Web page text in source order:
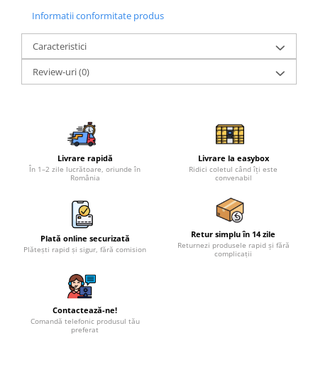
Informatii conformitate produs
Caracteristici
Review-uri(0)
Livrare rapidă
În 1–2 zile lucrătoare, oriunde în
România
Livrare la easybox
Ridici coletul când îți este
convenabil
Plată online securizată
Plătești rapid și sigur, fără comision
Retur simplu în 14 zile
Returnezi produsele rapid și fără
complicații
Contactează-ne!
Comandă telefonic produsul tău
preferat